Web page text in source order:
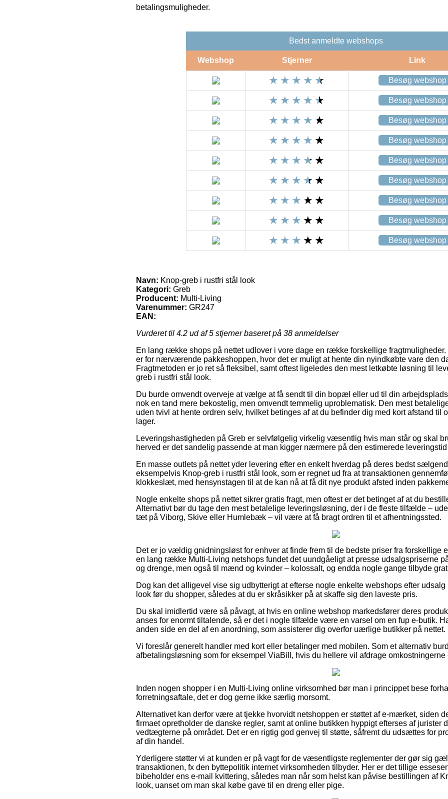
betalingsmuligheder.
Bedst anmeldte webshops
Webshop Stjerner Link
Besøg webshop
Besøg webshop
Besøg webshop
Besøg webshop
Besøg webshop
Besøg webshop
Besøg webshop
Besøg webshop
Besøg webshop
Navn: Knop-greb i rustfri stål look
Kategori: Greb
Producent: Multi-Living
Varenummer: GR247
EAN:
Vurderet til 4.2 ud af 5 stjerner baseret på 38 anmeldelser
En lang række shops på nettet udlover i vore dage en række forskellige
er for nærværende pakkeshoppen, hvor det er muligt at hente din nyindkøbte vare den
Fragtmetoden er jo ret så fleksibel, samt oftest ligeledes den mest letkøbte løsning til
greb i rustfri stål look.
Du burde omvendt overveje at vælge at få sendt til din bopæl eller ud til din
nok en tand mere bekostelig, men omvendt temmelig uproblematisk. Den mest
uden tvivl at hente ordren selv, hvilket betinges af at du befinder dig med kort afstand til
lager.
Leveringshastigheden på Greb er selvfølgelig virkelig væsentlig hvis man står og skal
herved er det sandelig passende at man kigger nærmere på den estimerede
En masse outlets på nettet yder levering efter en enkelt hverdag på deres bedst
eksempelvis Knop-greb i rustfri stål look, som er regnet ud fra at transaktionen
klokkeslæt, med hensynstagen til at de kan nå at få dit nye produkt afsted inden
Nogle enkelte shops på nettet sikrer gratis fragt, men oftest er det betinget af at du
Alternativt bør du tage den mest betalelige leveringsløsning, der i de fleste tilfælde –
tæt på Viborg, Skive eller Humlebæk – vil være at få bragt ordren til et afhentningssted.
Det er jo vældig gnidningsløst for enhver at finde frem til de bedste priser fra forskellige
en lang række Multi-Living netshops fundet det uundgåeligt at presse udsalgspriserne
og drenge, men også til mænd og kvinder – kolossalt, og endda nogle gange tilbyde
Dog kan det alligevel vise sig udbytterigt at efterse nogle enkelte webshops efter udsalg
look før du shopper, således at du er skråsikker på at skaffe sig den laveste pris.
Du skal imidlertid være så påvagt, at hvis en online webshop markedsfører deres
anses for enormt tiltalende, så er det i nogle tilfælde være en varsel om en fup e-butik.
anden side en del af en anordning, som assisterer dig overfor uærlige butikker på nettet.
Vi foreslår generelt handler med kort eller betalinger med mobilen. Som et alternativ
afbetalingsløsning som for eksempel ViaBill, hvis du hellere vil afdrage omkostningerne
Inden nogen shopper i en Multi-Living online virksomhed bør man i princippet bese
forretningsaftale, det er dog gerne ikke særlig morsomt.
Alternativet kan derfor være at tjekke hvorvidt netshoppen er støttet af e-mærket, siden
firmaet opretholder de danske regler, samt at online butikken hyppigt efterses af jurister
vedtægterne på området. Det er en rigtig god genvej til støtte, såfremt du udsættes for
af din handel.
Yderligere støtter vi at kunden er på vagt for de væsentligste reglementer der gør sig
transaktionen, fx den byttepolitik internet virksomheden tilbyder. Her er det tillige
bibeholder ens e-mail kvittering, således man når som helst kan påvise bestillingen af
look, uanset om man skal købe gave til en dreng eller pige.